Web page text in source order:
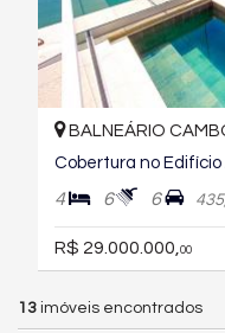
BALNEÁRIO
Cobertura no Edifício
4 6 6
R$ 29.000.000, 00
13 imóveis encontrados